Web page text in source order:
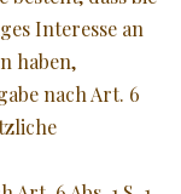
Interesse an
haben,
nach Art. 6